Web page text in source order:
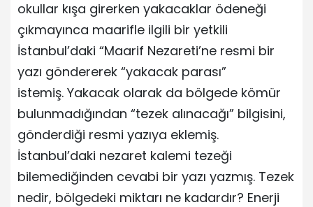
okullar kışa girerken yakacaklar ödeneği
çıkmayınca maarifle ilgili bir yetkili
İstanbul’daki “Maarif Nezareti’ne resmi bir
yazı göndererek “yakacak parası”
istemiş. Yakacak olarak da bölgede kömür
bulunmadığından “tezek alınacağı” bilgisini,
gönderdiği resmi yazıya eklemiş.
İstanbul’daki nezaret kalemi tezeği
bilemediğinden cevabi bir yazı yazmış. Tezek
nedir, bölgedeki miktarı ne kadardır? Enerji